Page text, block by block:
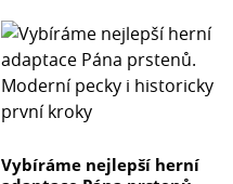
Vybíráme nejlepší herní